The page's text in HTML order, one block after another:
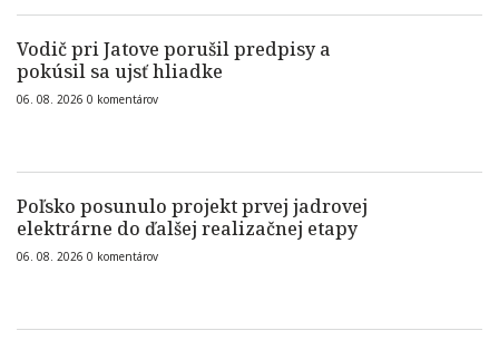
Vodič pri Jatove porušil predpisy a
pokúsil sa ujsť hliadke
06. 08. 2026 0 komentárov
Poľsko posunulo projekt prvej jadrovej
elektrárne do ďalšej realizačnej etapy
06. 08. 2026 0 komentárov